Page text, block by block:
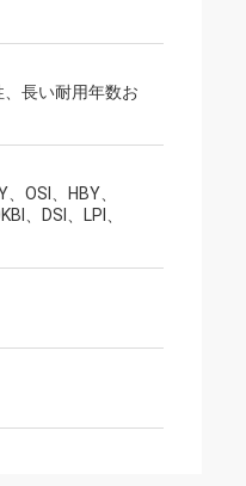
長い耐用年数お
、OSI、HBY、
、DSI、LPI、